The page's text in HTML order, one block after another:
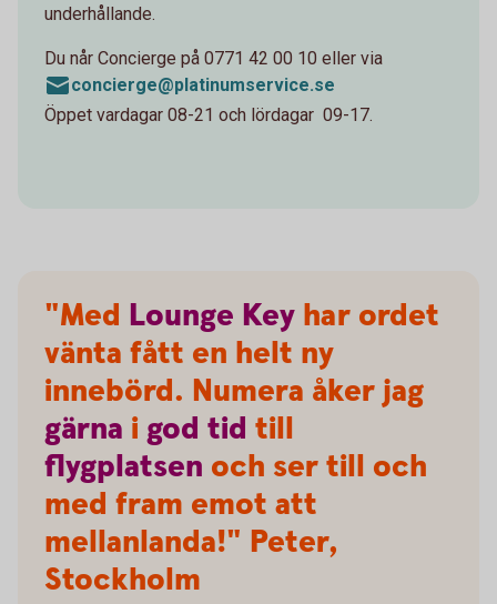
underhållande.
Du når Concierge på 0771 42 00 10 eller via
concierge@platinumservice.se
Öppet vardagar 08-21 och lördagar 09-17.
"Med Lounge Key har ordet
vänta fått en helt ny
innebörd. Numera åker jag
gärna igod tid till
flygplatsen och ser till och
med fram emot att
mellanlanda!" Peter,
Stockholm